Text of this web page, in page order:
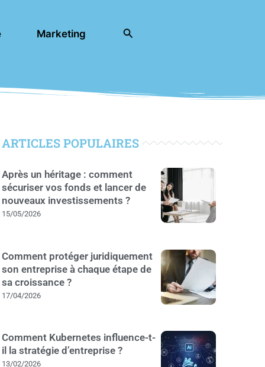
Marketing Rechercher
ARTICLES POPULAIRES
Après un héritage : comment
sécuriser vos fonds et lancer de
nouveaux investissements ?
15/05/2026
Comment protéger juridiquement
son entreprise à chaque étape de
sa croissance ?
17/04/2026
Comment Kubernetes influence-t-
il la stratégie d’entreprise ?
13/02/2026